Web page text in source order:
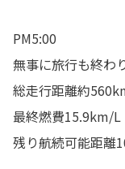
PM5:00
無事に旅行も終わ
総走行距離約
最終燃費15.9km/L
残り航続可能距離